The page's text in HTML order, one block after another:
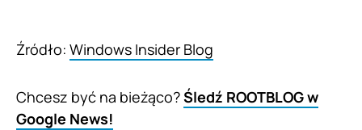
Źródło: Windows Insider Blog
Chcesz być na bieżąco?Śledź ROOTBLOG w
Google News!